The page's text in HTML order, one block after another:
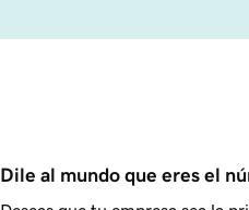
Dile al mundo que eres el